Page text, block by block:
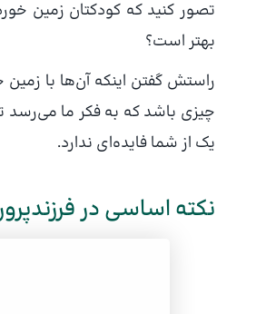
تصور کنید که کودکتان زمین
بهتر است؟
راستش گفتن اینکه آن‌ها با زمین
چیزی باشد که به فکر ما می‌رسد
یک از شما فایده‌ای ندارد.
نکته اساسی در